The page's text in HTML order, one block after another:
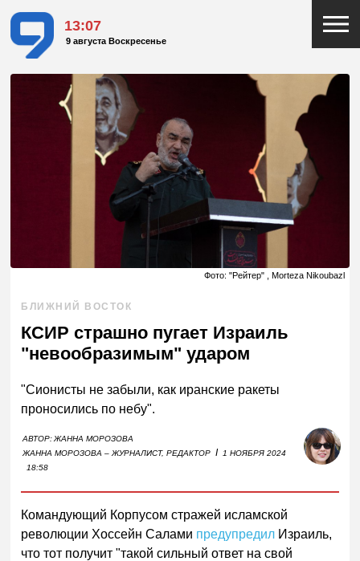
13:07
9 августа Воскресенье
Фото: "Рейтер" , Morteza Nikoubazl
БЛИЖНИЙ ВОСТОК
КСИР страшно пугает Израиль
"невообразимым" ударом
"Сионисты не забыли, как иранские ракеты
проносились по небу".
АВТОР:ЖАННА МОРОЗОВА
ЖАННА МОРОЗОВА – ЖУРНАЛИСТ, РЕДАКТОР I
1 НОЯБРЯ 2024
18:58
Командующий Корпусом стражей исламской
революции Хоссейн Салами предупредил Израиль,
что тот получит "такой сильный ответ на свой